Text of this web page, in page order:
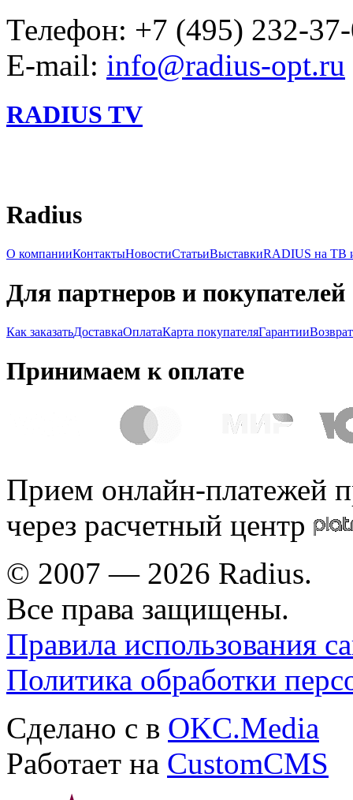
Телефон: +7 (495) 232-
E-mail: info@radius-opt.ru
RADIUS TV
Radius
О компанииКонтактыНовостиСтатьиВыставкиRADIUS на ТВ
Для партнеров и покупателей
Как заказатьДоставкаОплатаКарта покупателяГарантии
Принимаем к оплате
Прием онлайн-платежей
через расчетный центр
© 2007 — 2026 Radius.
Все права защищены.
Правила использования
Политика обработки
Сделано с в OKC.Media
Работает на CustomCMS